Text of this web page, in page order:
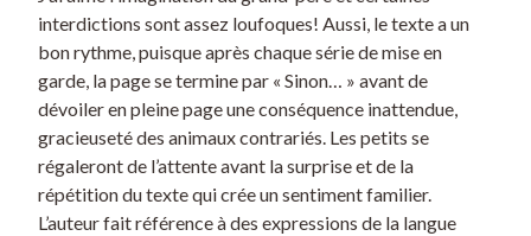
interdictions sont assez loufoques! Aussi, le texte a un
bon rythme, puisque après chaque série de mise en
garde, la page se termine par « Sinon… » avant de
dévoiler en pleine page une conséquence inattendue,
gracieuseté des animaux contrariés. Les petits se
régaleront de l’attente avant la surprise et de la
répétition du texte qui crée un sentiment familier.
L’auteur fait référence à des expressions de la langue